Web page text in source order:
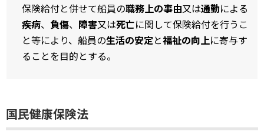
保険給付と併せて船員の職務上の事由又は通勤による
疾病、 負傷、 障害又は死亡に関して保険給付を行うこ
と等により、船員の生活の安定と福祉の向上に寄与す
ることを目的とする。
国民健康保険法